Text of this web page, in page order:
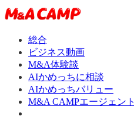
総合
ビジネス動画
M&A体験談
AIかめっちに相談
AIかめっちバリュー
M&A CAMPエージェント